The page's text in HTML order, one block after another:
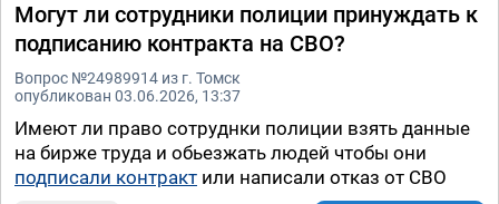
Могут ли сотрудники полиции принуждать к
подписанию контракта на СВО?
Вопрос №24989914 из г. Томск
опубликован 03.06.2026, 13:37
Имеют ли право сотруднки полиции взять данные
на бирже труда и обьезжать людей чтобы они
подписали контракт или написали отказ от СВО